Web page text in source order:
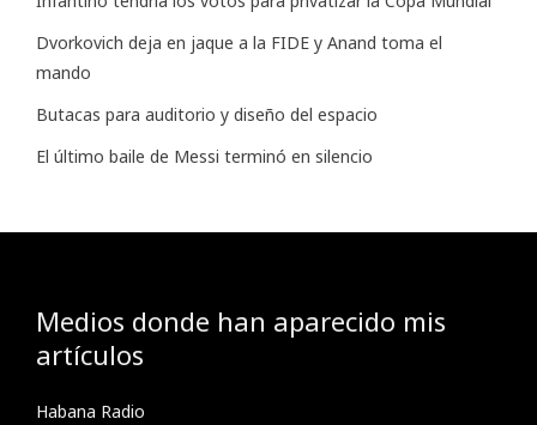
Dvorkovich deja en jaque a la FIDE y Anand toma el
mando
Butacas para auditorio y diseño del espacio
El último baile de Messi terminó en silencio
Medios donde han aparecido mis
artículos
Habana Radio